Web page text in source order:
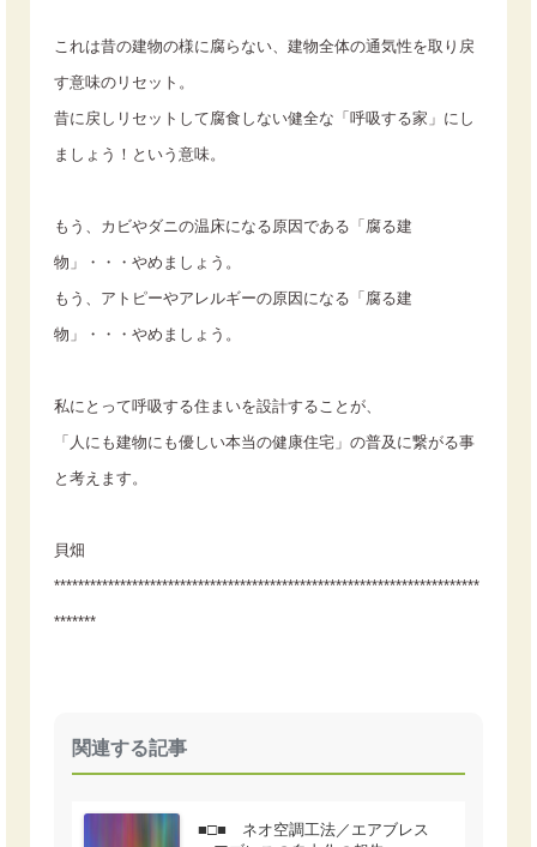
これは昔の建物の様に腐らない、建物全体の通気性を取り戻
す意味のリセット。
昔に戻しリセットして腐食しない健全な「呼吸する家」にし
ましょう！という意味。
もう、カビやダニの温床になる原因である「腐る建
物」・・・やめましょう。
もう、アトピーやアレルギーの原因になる「腐る建
物」・・・やめましょう。
私にとって呼吸する住まいを設計することが、
「人にも建物にも優しい本当の健康住宅」の普及に繋がる事
と考えます。
貝畑
***********************************************************************
*******
関連する記事
■□■ ネオ空調工法／エアブレス